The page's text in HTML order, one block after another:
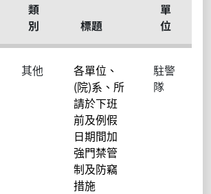
類
別
標題
單
位
其他
各單位、
(院)系、所
請於下班
前及例假
日期間加
強門禁管
制及防竊
措施
駐警
隊